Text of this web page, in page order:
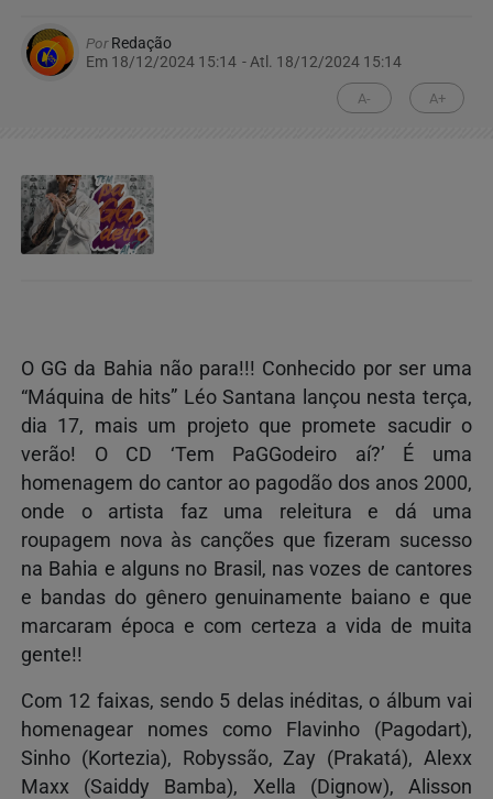
PorRedação
Em 18/12/2024 15:14 - Atl. 18/12/2024 15:14
A- A+
O GG da Bahia não para!!! Conhecido por ser uma
“Máquina de hits” Léo Santana lançou nesta terça,
dia 17, mais um projeto que promete sacudir o
verão! O CD ‘Tem PaGGodeiro aí?’ É uma
homenagem do cantor ao pagodão dos anos 2000,
onde o artista faz uma releitura e dá uma
roupagem nova às canções que fizeram sucesso
na Bahia e alguns no Brasil, nas vozes de cantores
e bandas do gênero genuinamente baiano e que
marcaram época e com certeza a vida de muita
gente!!
Com 12 faixas, sendo 5 delas inéditas, o álbum vai
homenagear nomes como Flavinho (Pagodart),
Sinho (Kortezia), Robyssão, Zay (Prakatá), Alexx
Maxx (Saiddy Bamba), Xella (Dignow), Alisson